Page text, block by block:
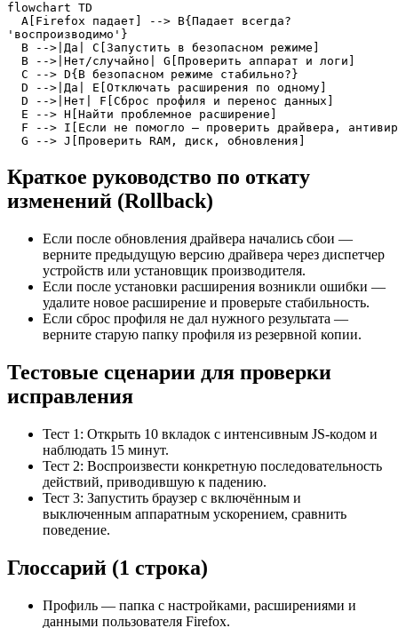
flowchart TD
  A[Firefox падает] --> B{Падает всегда?
'воспроизводимо'}
  B -->|Да| C[Запустить в безопасном режиме]
  B -->|Нет/случайно| G[Проверить аппарат и логи]
  C --> D{В безопасном режиме стабильно?}
  D -->|Да| E[Отключать расширения по одному]
  D -->|Нет| F[Сброс профиля и перенос данных]
  E --> H[Найти проблемное расширение]
F --> I[Если не помогло — проверить драйвера,
  G --> J[Проверить RAM, диск, обновления]
Краткое руководство по откату
изменений (Rollback)
Если после обновления драйвера начались сбои —
верните предыдущую версию драйвера через диспетчер
устройств или установщик производителя.
Если после установки расширения возникли ошибки —
удалите новое расширение и проверьте стабильность.
Если сброс профиля не дал нужного результата —
верните старую папку профиля из резервной копии.
Тестовые сценарии для проверки
исправления
Тест 1: Открыть 10 вкладок с интенсивным JS-кодом и
наблюдать 15 минут.
Тест 2: Воспроизвести конкретную последовательность
действий, приводившую к падению.
Тест 3: Запустить браузер с включённым и
выключенным аппаратным ускорением, сравнить
поведение.
Глоссарий (1 строка)
Профиль — папка с настройками, расширениями и
данными пользователя Firefox.